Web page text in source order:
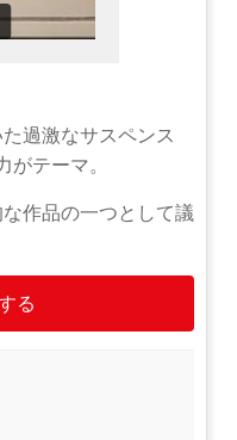
過激なサスペンス
テーマ。
作品の一つとして議
る